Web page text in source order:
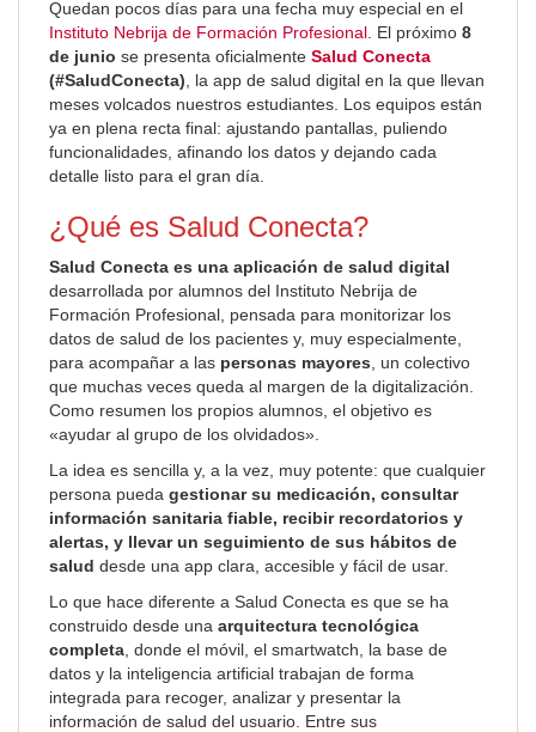
Quedan pocos días para una fecha muy especial en el
Instituto Nebrija de Formación Profesional . El próximo 8
de junio se presenta oficialmente Salud Conecta
(#SaludConecta) , la app de salud digital en la que llevan
meses volcados nuestros estudiantes. Los equipos están
ya en plena recta final: ajustando pantallas, puliendo
funcionalidades, afinando los datos y dejando cada
detalle listo para el gran día.
¿Qué es Salud Conecta?
Salud Conecta es una aplicación de salud digital
desarrollada por alumnos del Instituto Nebrija de
Formación Profesional, pensada para monitorizar los
datos de salud de los pacientes y, muy especialmente,
para acompañar a las personas mayores , un colectivo
que muchas veces queda al margen de la digitalización.
Como resumen los propios alumnos, el objetivo es
«ayudar al grupo de los olvidados».
La idea es sencilla y, a la vez, muy potente: que cualquier
persona pueda gestionar su medicación, consultar
información sanitaria fiable, recibir recordatorios y
alertas, y llevar un seguimiento de sus hábitos de
salud desde una app clara, accesible y fácil de usar.
Lo que hace diferente a Salud Conecta es que se ha
construido desde una arquitectura tecnológica
completa , donde el móvil, el smartwatch, la base de
datos y la inteligencia artificial trabajan de forma
integrada para recoger, analizar y presentar la
información de salud del usuario. Entre sus